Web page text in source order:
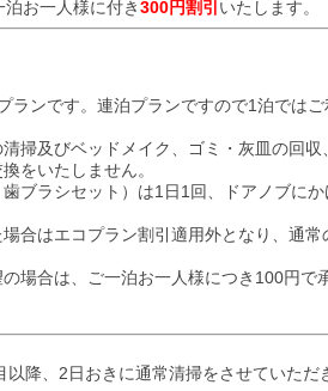
お一人様に付き300円割引 いたします。
ランです。連泊プランですので1泊では
掃及びベッドメイク、ゴミ・灰皿の回収
をいたしません。
ブラシセット）は1日1回、ドアノブにか
合はエコプラン割引適用外となり、通常
場合は、ご一泊お一人様につき100円で
降、2日おきに通常清掃をさせていただ